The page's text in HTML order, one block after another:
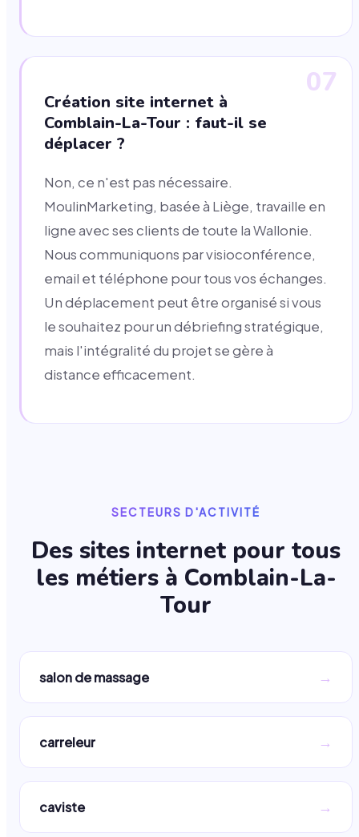
07
Création site internet à
Comblain-La-Tour : faut-il se
déplacer ?
Non, ce n'est pas nécessaire.
MoulinMarketing, basée à Liège, travaille en
ligne avec ses clients de toute la Wallonie.
Nous communiquons par visioconférence,
email et téléphone pour tous vos échanges.
Un déplacement peut être organisé si vous
le souhaitez pour un débriefing stratégique,
mais l'intégralité du projet se gère à
distance efficacement.
SECTEURS D'ACTIVITÉ
Des sites internet pour tous
les métiers à Comblain-La-
Tour
salon de massage →
carreleur →
caviste →